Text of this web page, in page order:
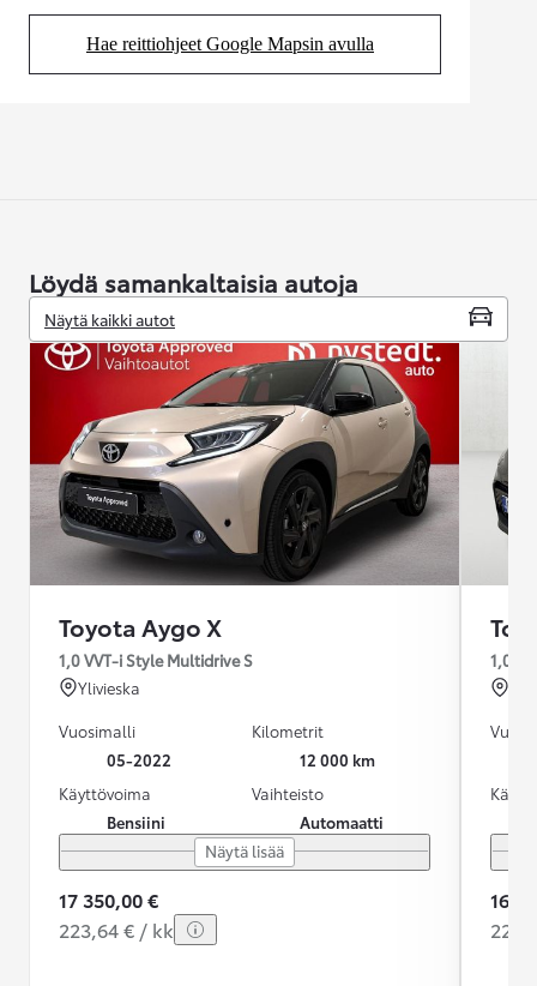
Hae reittiohjeet Google Mapsin avulla
(Aukeaa uudessa välilehdessä)
Löydä samankaltaisia autoja
Näytä kaikki autot
Toyota Aygo X
1,0 VVT-i Style Multidrive S
Ylivieska
Vuosimalli
05-2022
Kilometrit
12 000 km
Käyttövoima
Bensiini
Vaihteisto
Automaatti
Näytä lisää
17 350,00 €
223,64 € / kk
1,0
16